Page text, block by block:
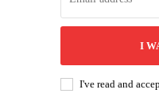
I
I've read and